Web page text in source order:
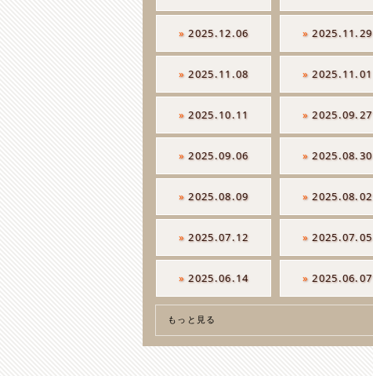
»2025.12.06 »2025.11.29
»2025.11.08 »2025.11.01
»2025.10.11 »2025.09.27
»2025.09.06 »2025.08.30
»2025.08.09 »2025.08.02
»2025.07.12 »2025.07.05
»2025.06.14 »2025.06.07
もっと見る